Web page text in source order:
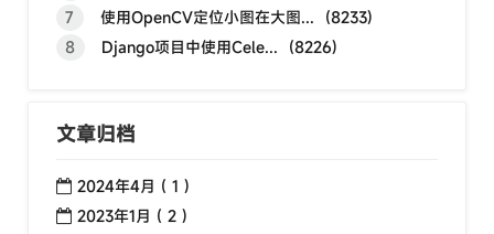
7
使用OpenCV定位小图在大图... (8233)
8
Django项目中使用Cele... (8226)
文章归档
2024年4月 ( 1 )
2023年1月 ( 2 )